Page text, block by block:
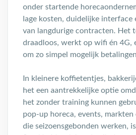
onder startende
lage kosten, duidelijke interface
van langdurige contracten. Het
draadloos, werkt op wifi én 4G,
om zo simpel mogelijk
In kleinere koffietentjes,
het een aantrekkelijke optie
het zonder training kunnen
pop-up horeca, events,
die seizoensgebonden werken,